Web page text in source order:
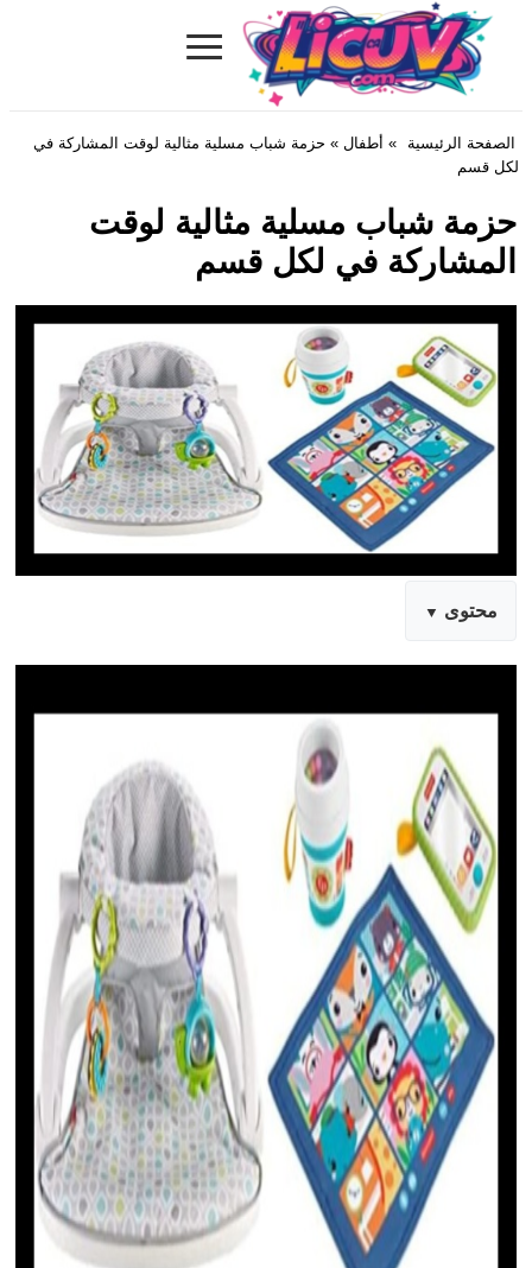
Licuv.com
≡
الصفحة الرئيسية » أطفال » حزمة شباب مسلية مثالية لوقت المشاركة في
لكل قسم
حزمة شباب مسلية مثالية لوقت
المشاركة في لكل قسم
محتوى